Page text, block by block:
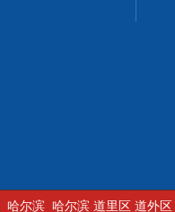
哈尔滨 哈尔滨 道里区 道外区